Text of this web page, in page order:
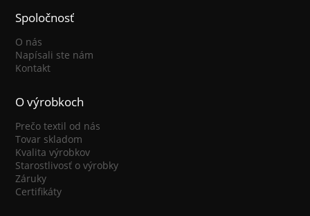
Spoločnosť
O nás
Napísali ste nám
Kontakt
O výrobkoch
Prečo textil od nás
Tovar skladom
Kvalita výrobkov
Starostlivosť o výrobky
Záruky
Certifikáty